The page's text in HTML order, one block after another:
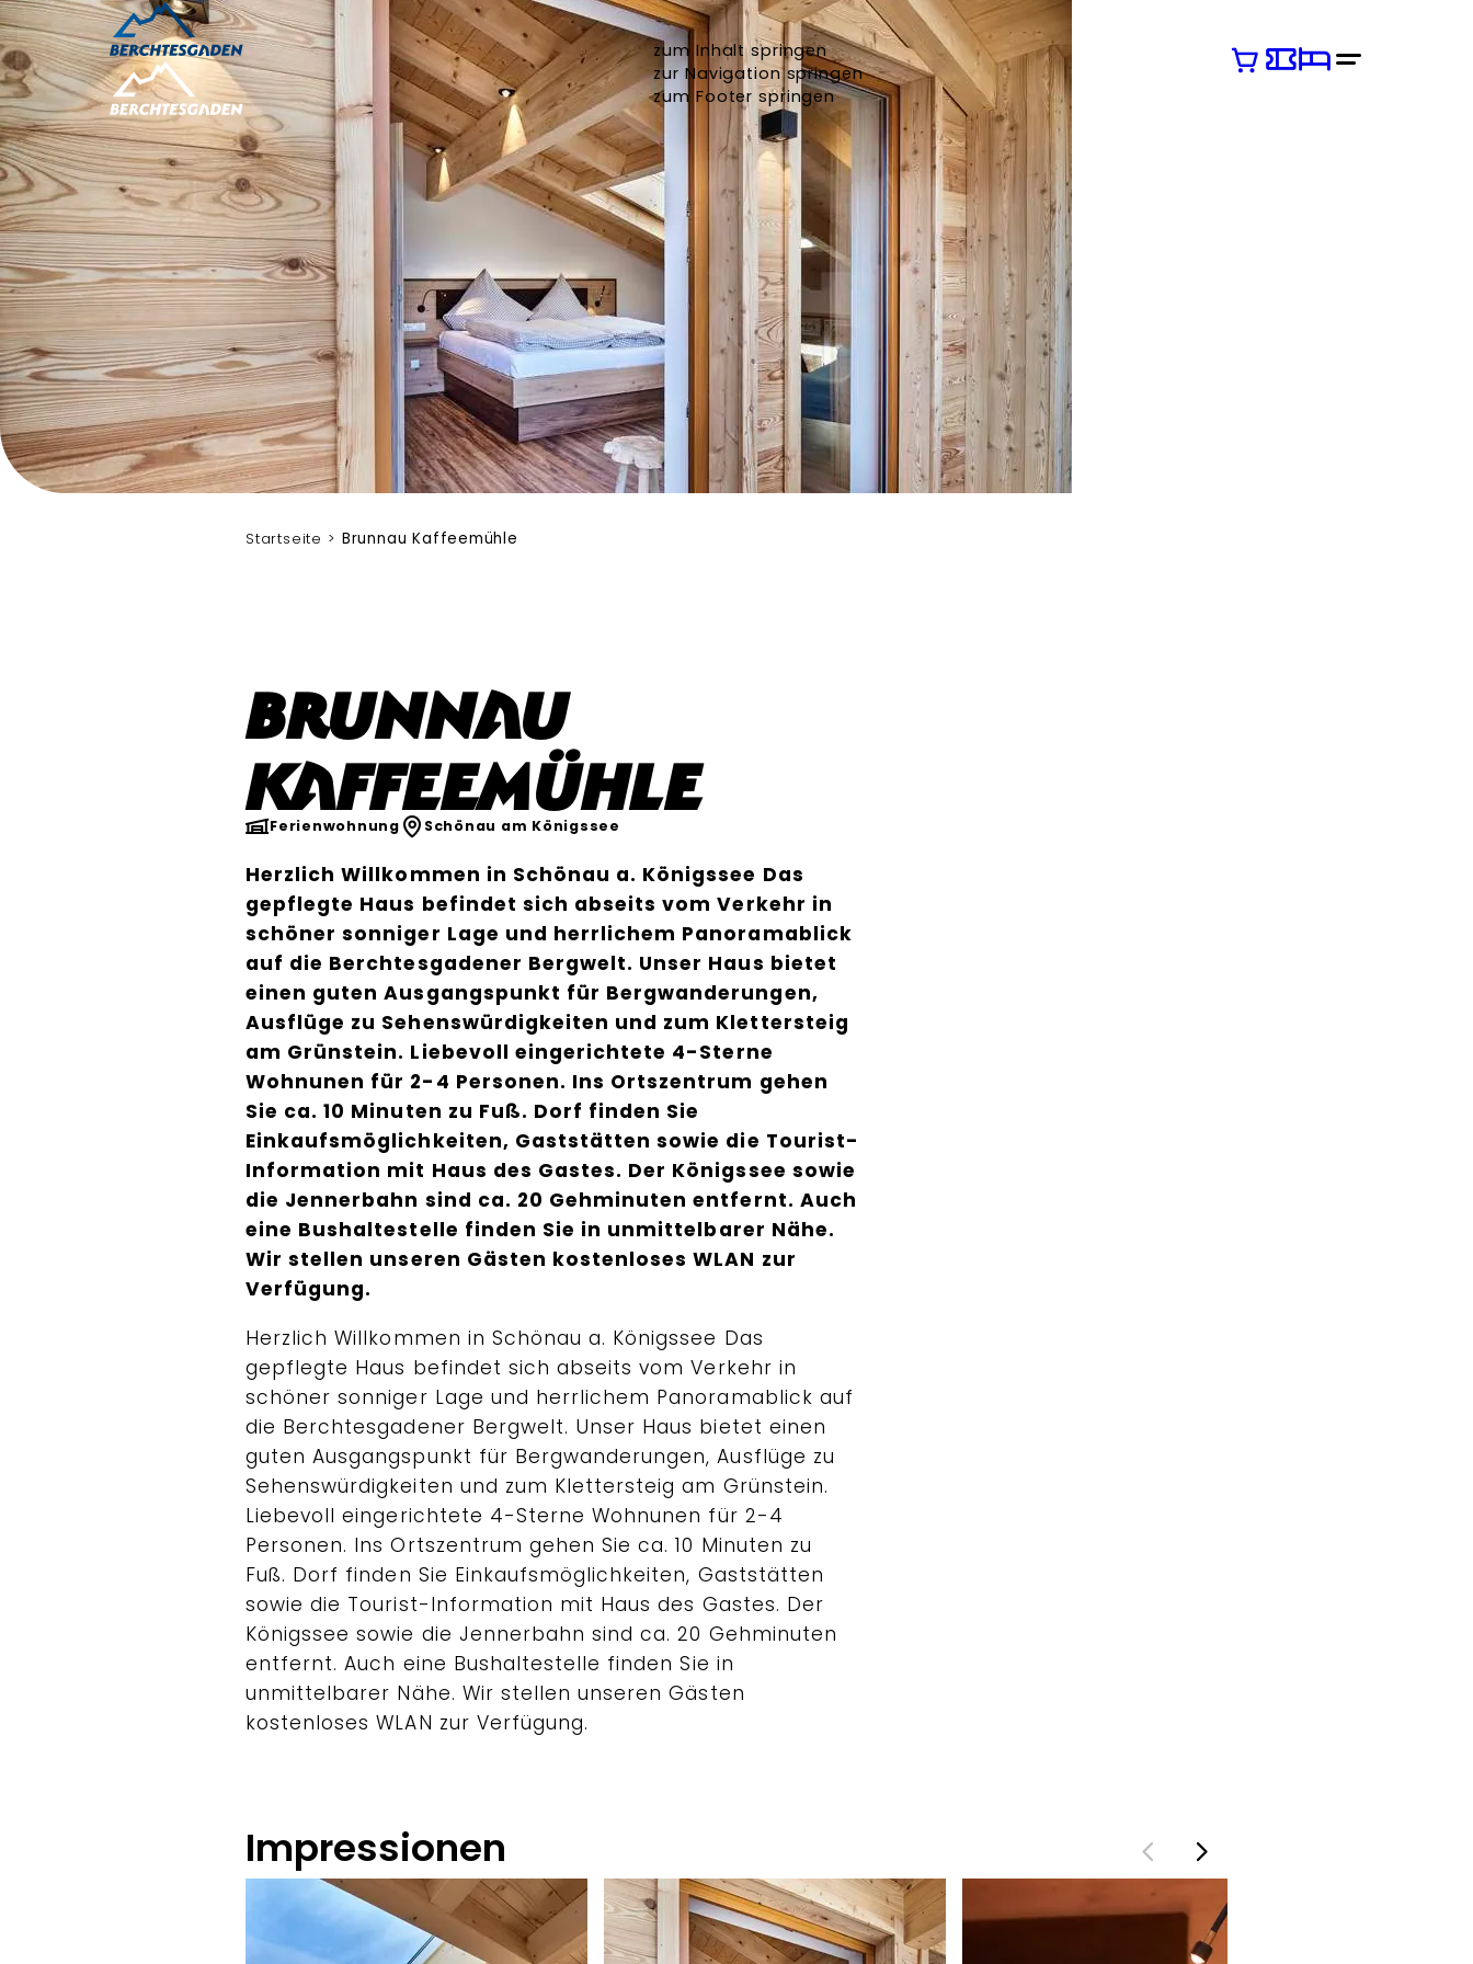
zum Inhalt springen
zur Navigation springen
zum Footer springen
Startseite Brunnau Kaffeemühle
Brunnau
Kaffeemühle
Ferienwohnung Schönau am Königssee
Herzlich Willkommen in Schönau a. Königssee Das
gepflegte Haus befindet sich abseits vom Verkehr in
schöner sonniger Lage und herrlichem Panoramablick
auf die Berchtesgadener Bergwelt. Unser Haus bietet
einen guten Ausgangspunkt für Bergwanderungen,
Ausflüge zu Sehenswürdigkeiten und zum Klettersteig
am Grünstein. Liebevoll eingerichtete 4-Sterne
Wohnunen für 2-4 Personen. Ins Ortszentrum gehen
Sie ca. 10 Minuten zu Fuß. Dorf finden Sie
Einkaufsmöglichkeiten, Gaststätten sowie die Tourist-
Information mit Haus des Gastes. Der Königssee sowie
die Jennerbahn sind ca. 20 Gehminuten entfernt. Auch
eine Bushaltestelle finden Sie in unmittelbarer Nähe.
Wir stellen unseren Gästen kostenloses WLAN zur
Verfügung.
Herzlich Willkommen in Schönau a. Königssee Das
gepflegte Haus befindet sich abseits vom Verkehr in
schöner sonniger Lage und herrlichem Panoramablick auf
die Berchtesgadener Bergwelt. Unser Haus bietet einen
guten Ausgangspunkt für Bergwanderungen, Ausflüge zu
Sehenswürdigkeiten und zum Klettersteig am Grünstein.
Liebevoll eingerichtete 4-Sterne Wohnunen für 2-4
Personen. Ins Ortszentrum gehen Sie ca. 10 Minuten zu
Fuß. Dorf finden Sie Einkaufsmöglichkeiten, Gaststätten
sowie die Tourist-Information mit Haus des Gastes. Der
Königssee sowie die Jennerbahn sind ca. 20 Gehminuten
entfernt. Auch eine Bushaltestelle finden Sie in
unmittelbarer Nähe. Wir stellen unseren Gästen
kostenloses WLAN zur Verfügung.
Impressionen